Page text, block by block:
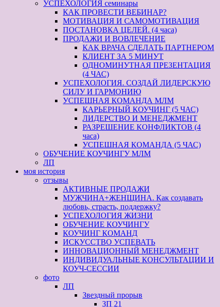
УСПЕХОЛОГИЯ семинары
КАК ПРОВЕСТИ ВЕБИНАР?
МОТИВАЦИЯ И САМОМОТИВАЦИЯ
ПОСТАНОВКА ЦЕЛЕЙ. (4 часа)
ПРОДАЖИ И ВОВЛЕЧЕНИЕ
КАК ВРАЧА СДЕЛАТЬ ПАРТНЕРОМ
КЛИЕНТ ЗА 5 МИНУТ
ОДНОМИНУТНАЯ ПРЕЗЕНТАЦИЯ
(4 ЧАС)
УСПЕХОЛОГИЯ. СОЗДАЙ ЛИДЕРСКУЮ
СИЛУ И ГАРМОНИЮ
УСПЕШНАЯ КОМАНДА МЛМ
КАРЬЕРНЫЙ КОУЧИНГ (5 ЧАС)
ЛИДЕРСТВО И МЕНЕДЖМЕНТ
РАЗРЕШЕНИЕ КОНФЛИКТОВ (4
часа)
УСПЕШНАЯ КОМАНДА (5 ЧАС)
ОБУЧЕНИЕ КОУЧИНГУ МЛМ
ЛП
моя история
отзывы
АКТИВНЫЕ ПРОДАЖИ
МУЖЧИНА+ЖЕНЩИНА. Как создавать
любовь, страсть, поддержку?
УСПЕХОЛОГИЯ ЖИЗНИ
ОБУЧЕНИЕ КОУЧИНГУ
КОУЧИНГ КОМАНД
ИСКУССТВО УСПЕВАТЬ
ИННОВАЦИОННЫЙ МЕНЕДЖМЕНТ
ИНДИВИДУАЛЬНЫЕ КОНСУЛЬТАЦИИ И
КОУЧ-СЕССИИ
фото
ЛП
Звездный прорыв
ЗП 21